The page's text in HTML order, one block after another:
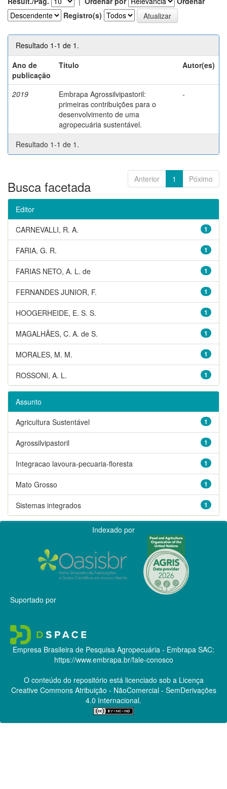
Registro(s)
Resultado 1-1 de 1.
Ano de
publicação
Título Autor(es)
2019
Embrapa Agrossilvipastoril:
primeiras contribuições para o
desenvolvimento de uma
agropecuária sustentável.
-
Resultado 1-1 de 1.
Anterior 1 Póximo
Busca facetada
Editor
1
CARNEVALLI, R. A.
1
FARIA, G. R.
1
FARIAS NETO, A. L. de
1
FERNANDES JUNIOR, F.
1
HOOGERHEIDE, E. S. S.
1
MAGALHÃES, C. A. de S.
1
MORALES, M. M.
1
ROSSONI, A. L.
Assunto
1
Agricultura Sustentável
1
Agrossilvipastoril
1
Integracao lavoura-pecuaria-floresta
1
Mato Grosso
1
Sistemas integrados
Indexado por
Suportado por
Empresa Brasileira de Pesquisa Agropecuária - Embrapa SAC:
https://www.embrapa.br/fale-conosco
O conteúdo do repositório está licenciado sob a Licença
Creative CommonsAtribuição - NãoComercial - SemDerivações
4.0 Internacional.